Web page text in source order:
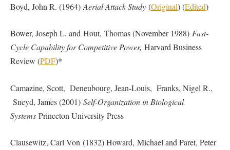
Boyd, John R. (1964) Aerial Attack Study (Original) (Edited)
Bower, Joseph L. and Hout, Thomas (November 1988) Fast-
Cycle Capability for Competitive Power, Harvard Business
Review (PDF)*
Camazine, Scott, Deneubourg, Jean-Louis, Franks, Nigel R.,
Sneyd, James (2001) Self-Organization in Biological
Systems Princeton University Press
Clausewitz, Carl Von (1832) Howard, Michael and Paret, Peter